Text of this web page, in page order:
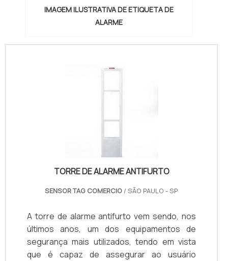
IMAGEM ILUSTRATIVA DE ETIQUETA DE
ALARME
TORRE DE ALARME ANTIFURTO
SENSOR TAG COMERCIO / SÃO PAULO - SP
A torre de alarme antifurto vem sendo, nos
últimos anos, um dos equipamentos de
segurança mais utilizados, tendo em vista
que é capaz de assegurar ao usuário